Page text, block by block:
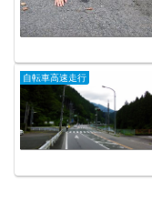
自転車高速走行